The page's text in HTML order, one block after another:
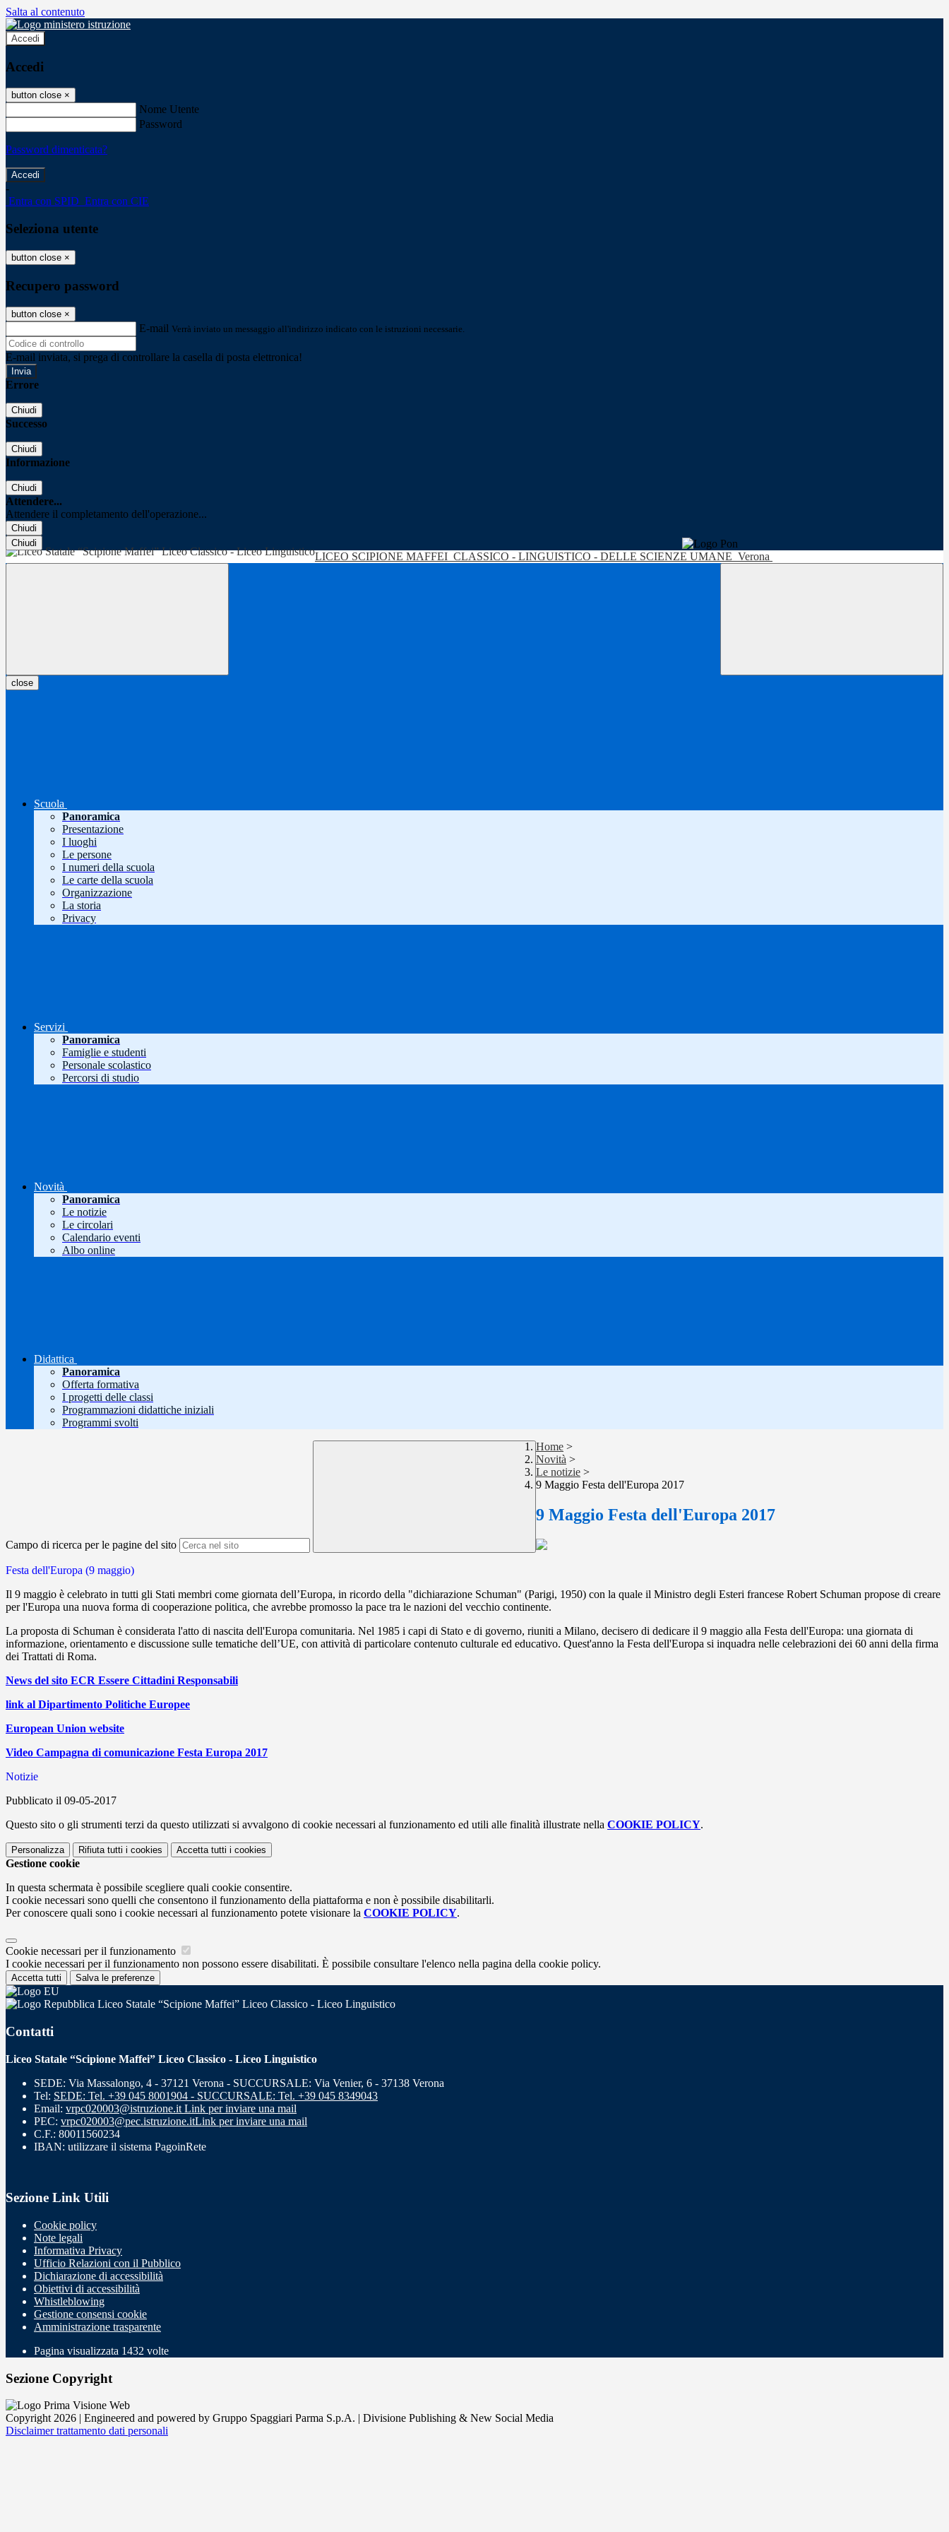
Salta al contenuto
Accedi
Accedi
button close ×
Nome Utente
Password
Password dimenticata?
-
Entra con SPID Entra con CIE
Seleziona utente
button close ×
Recupero password
button close ×
E-mail Verrà inviato un messaggio all'indirizzo indicato con le istruzioni necessarie.
E-mail inviata, si prega di controllare la casella di posta elettronica!
Errore
Chiudi
Successo
Chiudi
Informazione
Chiudi
Attendere...
Attendere il completamento dell'operazione...
Chiudi
Chiudi
LICEO SCIPIONE MAFFEI CLASSICO - LINGUISTICO - DELLE SCIENZE UMANE Verona
close
Scuola
Panoramica
Presentazione
I luoghi
Le persone
I numeri della scuola
Le carte della scuola
Organizzazione
La storia
Privacy
Servizi
Panoramica
Famiglie e studenti
Personale scolastico
Percorsi di studio
Novità
Panoramica
Le notizie
Le circolari
Calendario eventi
Albo online
Didattica
Panoramica
Offerta formativa
I progetti delle classi
Programmazioni didattiche iniziali
Programmi svolti
Campo di ricerca per le pagine del sito
Home >
Novità >
Le notizie >
9 Maggio Festa dell'Europa 2017
9 Maggio Festa dell'Europa 2017
Festa dell'Europa (9 maggio)
Il 9 maggio è celebrato in tutti gli Stati membri come giornata dell’Europa, in ricordo della "dichiarazione Schuman" (Parigi, 1950) con la quale il Ministro degli Esteri francese Robert Schuman propose di creare
per l'Europa una nuova forma di cooperazione politica, che avrebbe promosso la pace tra le nazioni del vecchio continente.
La proposta di Schuman è considerata l'atto di nascita dell'Europa comunitaria. Nel 1985 i capi di Stato e di governo, riuniti a Milano, decisero di dedicare il 9 maggio alla Festa dell'Europa: una giornata di
informazione, orientamento e discussione sulle tematiche dell’UE, con attività di particolare contenuto culturale ed educativo. Quest'anno la Festa dell'Europa si inquadra nelle celebrazioni dei 60 anni della firma
dei Trattati di Roma.
News del sito ECR Essere Cittadini Responsabili
link al Dipartimento Politiche Europee
European Union website
Video Campagna di comunicazione Festa Europa 2017
Notizie
Pubblicato il 09-05-2017
Questo sito o gli strumenti terzi da questo utilizzati si avvalgono di cookie necessari al funzionamento ed utili alle finalità illustrate nella COOKIE POLICY.
Personalizza Rifiuta tutti i cookies Accetta tutti i cookies
Gestione cookie
In questa schermata è possibile scegliere quali cookie consentire.
I cookie necessari sono quelli che consentono il funzionamento della piattaforma e non è possibile disabilitarli.
Per conoscere quali sono i cookie necessari al funzionamento potete visionare la COOKIE POLICY.
Cookie necessari per il funzionamento
I cookie necessari per il funzionamento non possono essere disabilitati. È possibile consultare l'elenco nella pagina della cookie policy.
Accetta tutti Salva le preferenze
Liceo Statale “Scipione Maffei” Liceo Classico - Liceo Linguistico
Contatti
Liceo Statale “Scipione Maffei” Liceo Classico - Liceo Linguistico
SEDE: Via Massalongo, 4 - 37121 Verona - SUCCURSALE: Via Venier, 6 - 37138 Verona
Tel: SEDE: Tel. +39 045 8001904 - SUCCURSALE: Tel. +39 045 8349043
Email: vrpc020003@istruzione.it Link per inviare una mail
PEC: vrpc020003@pec.istruzione.itLink per inviare una mail
C.F.: 80011560234
IBAN: utilizzare il sistema PagoinRete
Sezione Link Utili
Cookie policy
Note legali
Informativa Privacy
Ufficio Relazioni con il Pubblico
Dichiarazione di accessibilità
Obiettivi di accessibilità
Whistleblowing
Gestione consensi cookie
Amministrazione trasparente
Pagina visualizzata 1432 volte
Sezione Copyright
Copyright 2026 | Engineered and powered by Gruppo Spaggiari Parma S.p.A. | Divisione Publishing & New Social Media
Disclaimer trattamento dati personali